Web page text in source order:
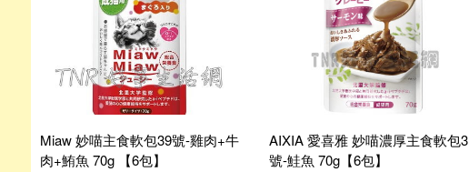
Miaw 妙喵主食軟包39號-雞肉+牛
肉+鮪魚 70g 【6包】
AIXIA 愛喜雅 妙喵濃厚主食軟包3
號-鮭魚 70g【6包】